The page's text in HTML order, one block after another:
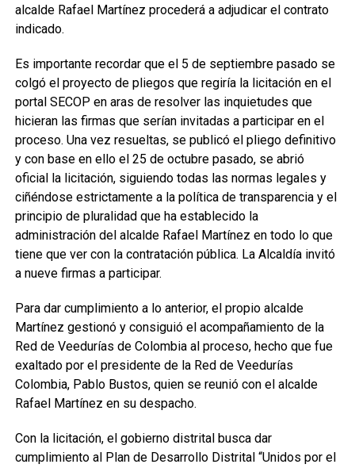
alcalde Rafael Martínez procederá a adjudicar el contrato
indicado.
Es importante recordar que el 5 de septiembre pasado se
colgó el proyecto de pliegos que regiría la licitación en el
portal SECOP en aras de resolver las inquietudes que
hicieran las firmas que serían invitadas a participar en el
proceso. Una vez resueltas, se publicó el pliego definitivo
y con base en ello el 25 de octubre pasado, se abrió
oficial la licitación, siguiendo todas las normas legales y
ciñéndose estrictamente a la política de transparencia y el
principio de pluralidad que ha establecido la
administración del alcalde Rafael Martínez en todo lo que
tiene que ver con la contratación pública. La Alcaldía invitó
a nueve firmas a participar.
Para dar cumplimiento a lo anterior, el propio alcalde
Martínez gestionó y consiguió el acompañamiento de la
Red de Veedurías de Colombia al proceso, hecho que fue
exaltado por el presidente de la Red de Veedurías
Colombia, Pablo Bustos, quien se reunió con el alcalde
Rafael Martínez en su despacho.
Con la licitación, el gobierno distrital busca dar
cumplimiento al Plan de Desarrollo Distrital “Unidos por el